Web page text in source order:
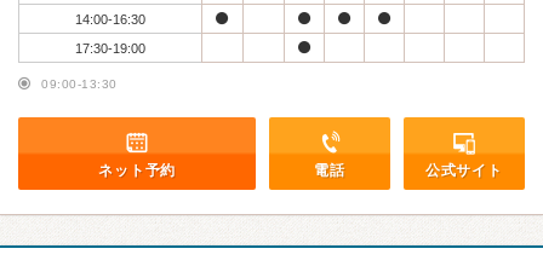
14:00-16:30
17:30-19:00
09:00-13:30
ネット予約 電話 公式サイト